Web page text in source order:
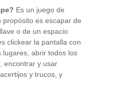
Es un juego de
propósito es escapar de
o de un espacio
clickear la pantalla con
lugares, abrir todos los
encontrar y usar
y trucos, y